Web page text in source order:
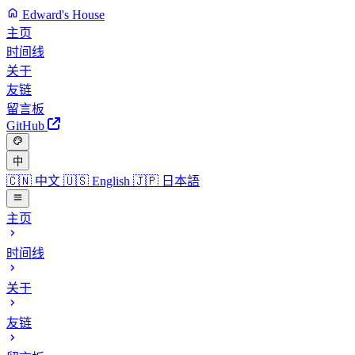
Edward's House
主页
时间线
关于
友链
留言板
GitHub
中
🇨🇳 中文 🇺🇸 English 🇯🇵 日本語
主页
时间线
关于
友链